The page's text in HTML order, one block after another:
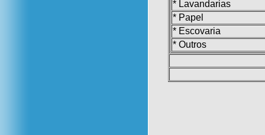
* Lavandarias
* Papel
* Escovaria
* Outros